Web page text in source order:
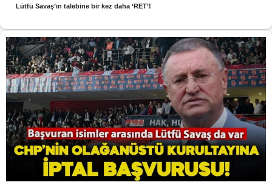
Lütfü Savaş’ın talebine bir kez daha ‘RET’!